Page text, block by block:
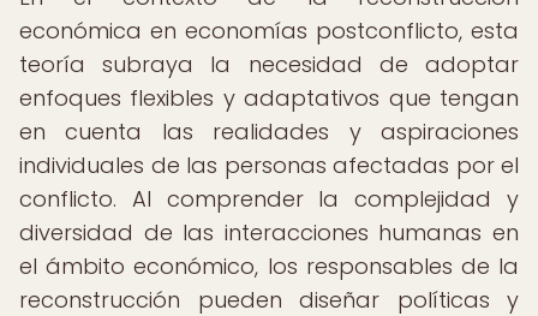
económica en economías postconflicto, esta
teoría subraya la necesidad de adoptar
enfoques flexibles y adaptativos que tengan
en cuenta las realidades y aspiraciones
individuales de las personas afectadas por el
conflicto. Al comprender la complejidad y
diversidad de las interacciones humanas en
el ámbito económico, los responsables de la
reconstrucción pueden diseñar políticas y